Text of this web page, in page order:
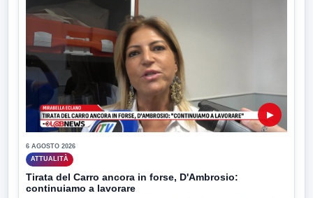
▶
6 AGOSTO 2026
ATTUALITÀ
Tirata del Carro ancora in forse, D'Ambrosio:
continuiamo a lavorare